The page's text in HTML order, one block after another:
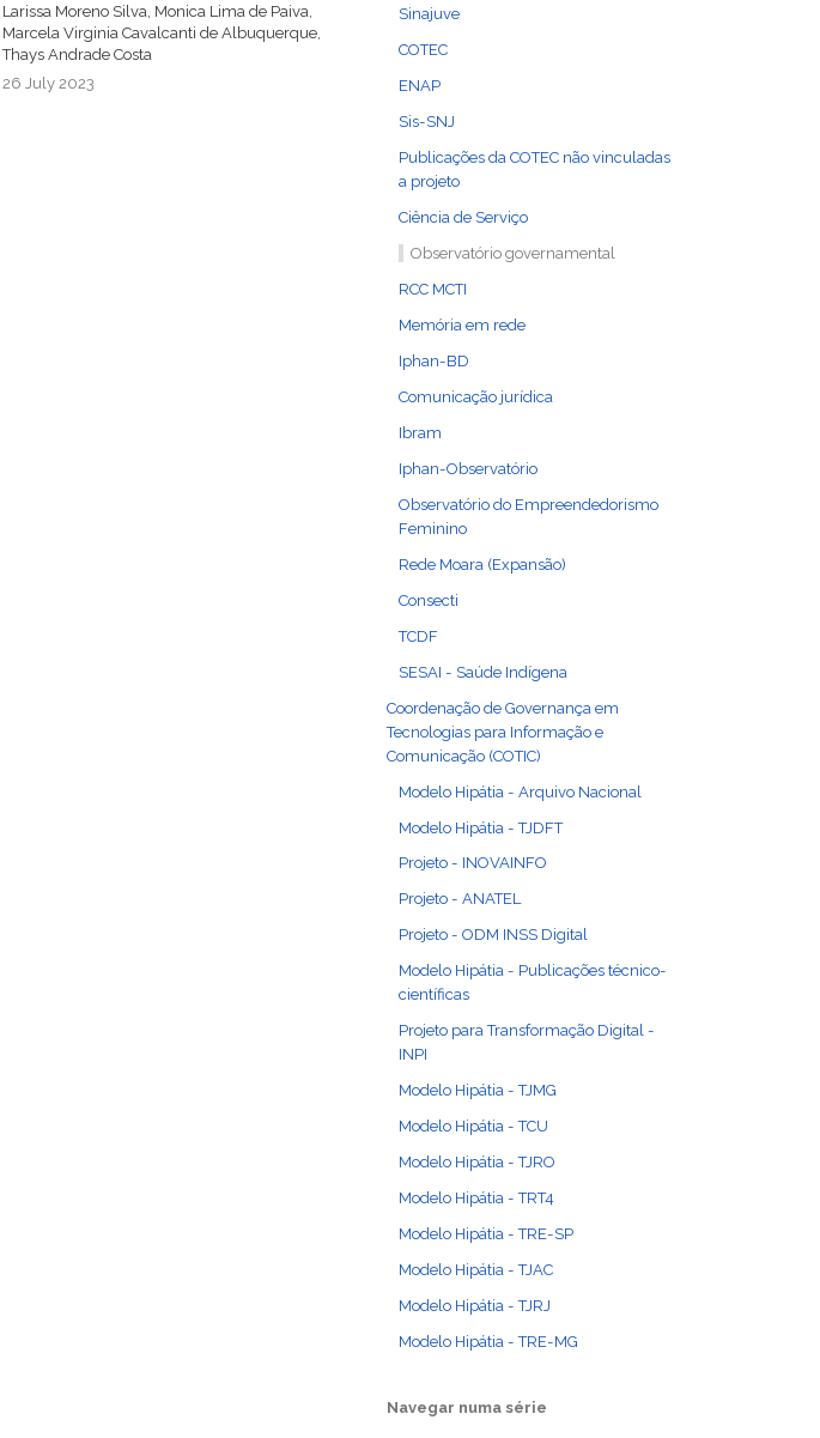
Larissa Moreno Silva, Monica Lima de Paiva,
Marcela Virginia Cavalcanti de Albuquerque,
Thays Andrade Costa
26 July 2023
Sinajuve
COTEC
ENAP
Sis-SNJ
Publicações da COTEC não vinculadas
a projeto
Ciência de Serviço
Observatório governamental
RCC MCTI
Memória em rede
Iphan-BD
Comunicação jurídica
Ibram
Iphan-Observatório
Observatório do Empreendedorismo
Feminino
Rede Moara (Expansão)
Consecti
TCDF
SESAI - Saúde Indígena
Coordenação de Governança em
Tecnologias para Informação e
Comunicação (COTIC)
Modelo Hipátia - Arquivo Nacional
Modelo Hipátia - TJDFT
Projeto - INOVAINFO
Projeto - ANATEL
Projeto - ODM INSS Digital
Modelo Hipátia - Publicações técnico-
científicas
Projeto para Transformação Digital -
INPI
Modelo Hipátia - TJMG
Modelo Hipátia - TCU
Modelo Hipátia - TJRO
Modelo Hipátia - TRT4
Modelo Hipátia - TRE-SP
Modelo Hipátia - TJAC
Modelo Hipátia - TJRJ
Modelo Hipátia - TRE-MG
Navegar numa série